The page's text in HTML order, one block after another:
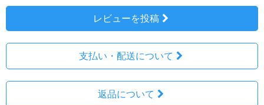
レビューを投稿
支払い・配送について
返品について